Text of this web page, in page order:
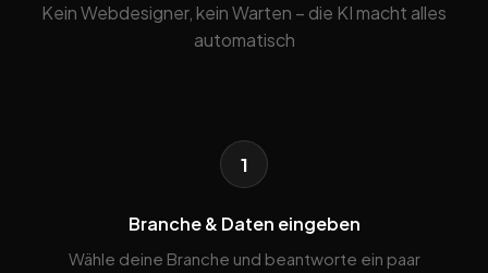
Kein Webdesigner, kein Warten – die KI macht alles
automatisch
1
Branche & Daten eingeben
Wähle deine Branche und beantworte ein paar